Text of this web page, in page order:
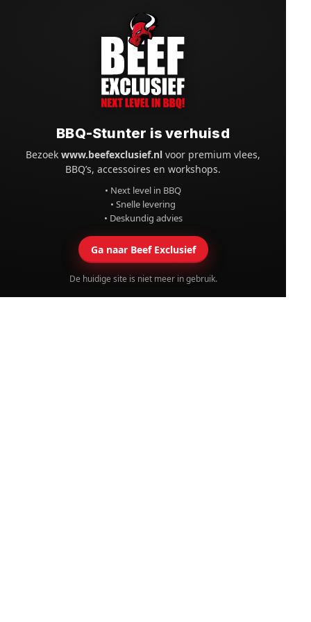
BBQ-Stunter is verhuisd
Bezoekwww.beefexclusief.nl voor premium vlees,
BBQ’s, accessoires en workshops.
• Next level in BBQ
• Snelle levering
• Deskundig advies
Ga naar Beef Exclusief
De huidige site is niet meer in gebruik.